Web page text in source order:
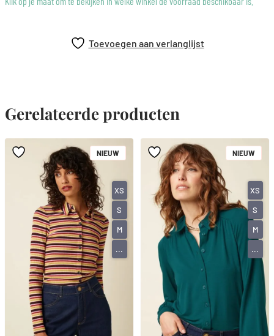
Toevoegen aan verlanglijst
Gerelateerde producten
NIEUW
XS
S
M
...
NIEUW
XS
S
M
...